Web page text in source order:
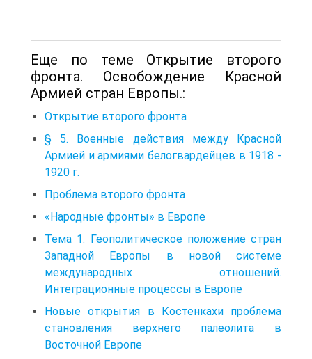
Еще по теме Открытие второго
фронта. Освобождение Красной
Армией стран Европы.:
Открытие второго фронта
§ 5. Военные действия между Красной
Армией и армиями белогвардейцев в 1918 -
1920 г.
Проблема второго фронта
«Народные фронты» в Европе
Тема 1. Геополитическое положение стран
Западной Европы в новой системе
международных отношений.
Интеграционные процессы в Европе
Новые открытия в Костенкахи проблема
становления верхнего палеолита в
Восточной Европе